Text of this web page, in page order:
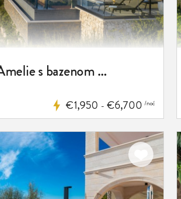
Luksuzna Vila Dubrovnik Amelie s bazenom na plaži za 10 osoba
€1,950 - €6,700 /noć